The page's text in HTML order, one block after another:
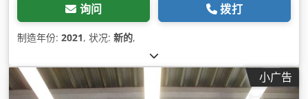
询问 拨打
制造年份: 2021, 状况: 新的,
小广告